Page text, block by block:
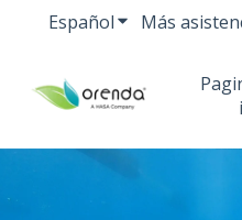
EspañolTraducciones
Más